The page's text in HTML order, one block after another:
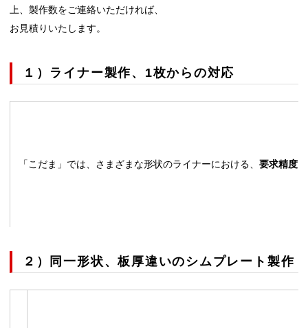
上、製作数をご連絡いただければ、
お見積りいたします。
１）ライナー製作、1枚からの対応
「こだま」では、さまざまな形状のライナーにおける、 要求精度、
２）同一形状、板厚違いのシムプレート製作